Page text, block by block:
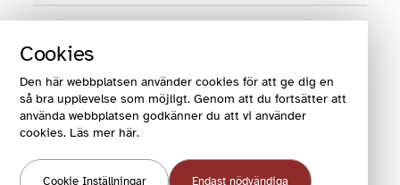
Cookies
Den här webbplatsen använder cookies för att ge dig en
så bra upplevelse som möjligt. Genom att du fortsätter att
använda webbplatsen godkänner du att vi använder
cookies. Läs mer här.
Cookie Inställningar Endast nödvändiga
E-post
© 2024 Funktionsrätt Sverige